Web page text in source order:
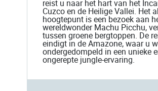
reist u naar het hart van het
Cuzco en de Heilige Vallei. Het
hoogtepunt is een bezoek aan
wereldwonder Machu Picchu,
tussen groene bergtoppen. De
eindigt in de Amazone, waar u
ondergedompeld in een unieke
ongerepte jungle-ervaring.